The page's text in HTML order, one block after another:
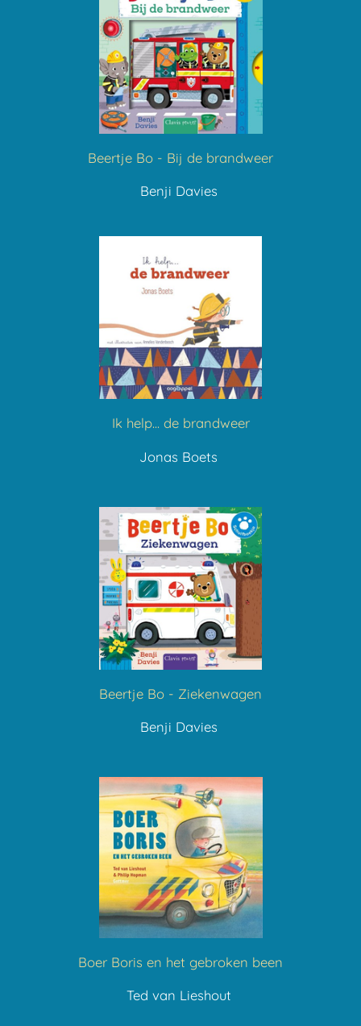
Beertje Bo - Bij de brandweer
Benji Davies
Ik help... de brandweer
Jonas Boets
Beertje Bo - Ziekenwagen
Benji Davies
Boer Boris en het gebroken been
Ted van Lieshout